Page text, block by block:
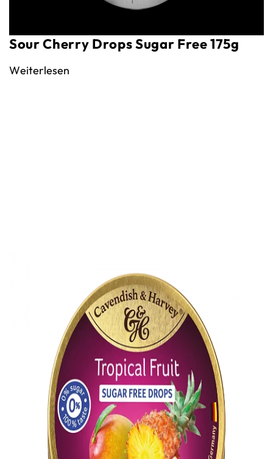
Sour Cherry Drops Sugar Free 175g
Weiterlesen